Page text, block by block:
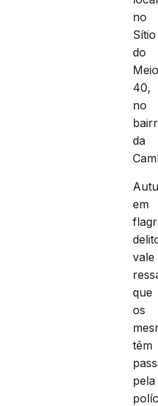
no
Sítio
do
40,
no
da
em
vale
que
os
têm
pela